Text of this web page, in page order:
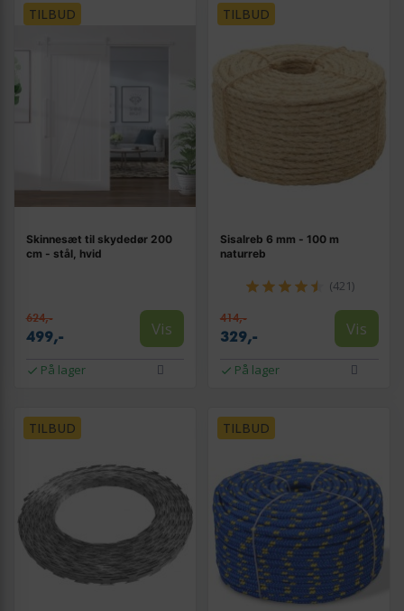
TILBUD
Skinnesæt til skydedør 200
cm - stål, hvid
624,-
499,- Vis
På lager
TILBUD
Sisalreb 6 mm - 100 m
naturreb
(421)
414,-
329,- Vis
På lager
TILBUD TILBUD